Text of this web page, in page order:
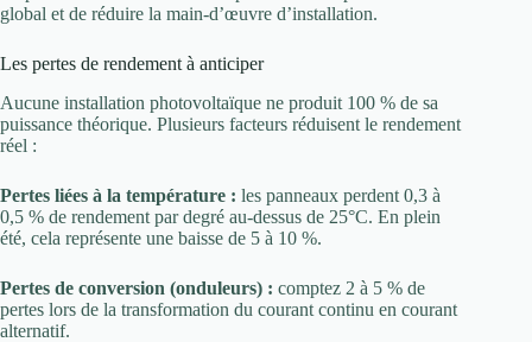
global et de réduire la main-d’œuvre d’installation.
Les pertes de rendement à anticiper
Aucune installation photovoltaïque ne produit 100 % de sa
puissance théorique. Plusieurs facteurs réduisent le rendement
réel :
Pertes liées à la température : les panneaux perdent 0,3 à
0,5 % de rendement par degré au-dessus de 25°C. En plein
été, cela représente une baisse de 5 à 10 %.
Pertes de conversion (onduleurs) : comptez 2 à 5 % de
pertes lors de la transformation du courant continu en courant
alternatif.